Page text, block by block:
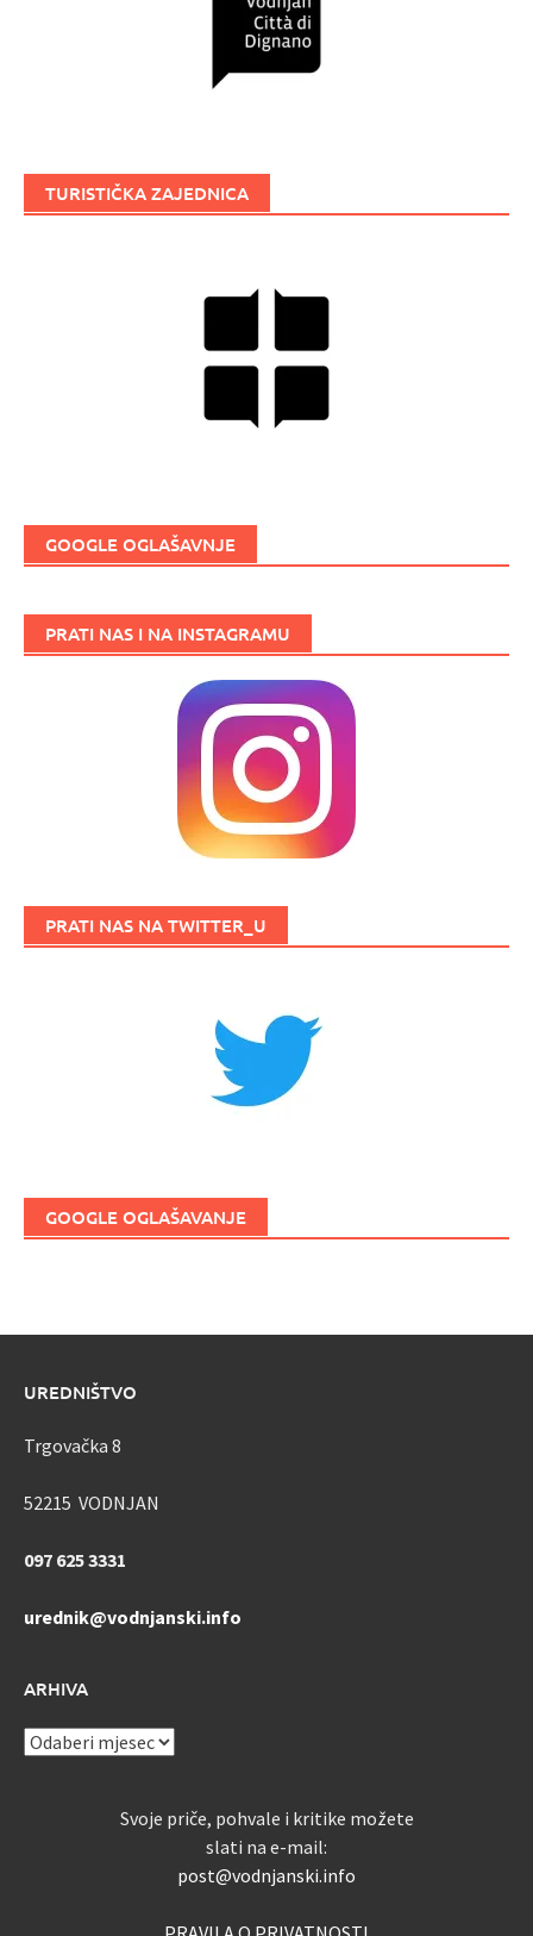
TURISTIČKA ZAJEDNICA
GOOGLE OGLAŠAVNJE
PRATI NAS I NA INSTAGRAMU
PRATI NAS NA TWITTER_U
GOOGLE OGLAŠAVANJE
UREDNIŠTVO
Trgovačka 8
52215 VODNJAN
097 625 3331
urednik@vodnjanski.info
ARHIVA
ARHIVA
Svoje priče, pohvale i kritike možete
slati na e-mail:
post@vodnjanski.info